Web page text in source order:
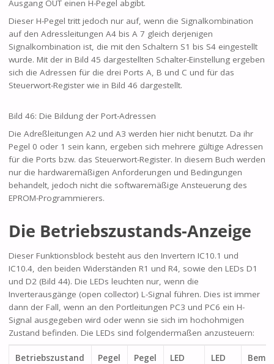
Ausgang OUT einen H-Pegel abgibt.
Dieser H-Pegel tritt jedoch nur auf, wenn die Signalkombination
auf den Adressleitungen A4 bis A 7 gleich derjenigen
Signalkombination ist, die mit den Schaltern S1 bis S4 eingestellt
wurde. Mit der in Bild 45 dargestellten Schalter-Einstellung ergeben
sich die Adressen für die drei Ports A, B und C und für das
Steuerwort-Register wie in Bild 46 dargestellt.
Bild 46: Die Bildung der Port-Adressen
Die Adreßleitungen A2 und A3 werden hier nicht benutzt. Da ihr
Pegel 0 oder 1 sein kann, ergeben sich mehrere gültige Adressen
für die Ports bzw. das Steuerwort-Register. In diesem Buch werden
nur die hardwaremäßigen Anforderungen und Bedingungen
behandelt, jedoch nicht die softwaremäßige Ansteuerung des
EPROM-Programmierers.
Die Betriebszustands-Anzeige
Dieser Funktionsblock besteht aus den Invertern IC10.1 und
IC10.4, den beiden Widerständen R1 und R4, sowie den LEDs D1
und D2 (Bild 44). Die LEDs leuchten nur, wenn die
Inverterausgänge (open collector) L-Signal führen. Dies ist immer
dann der Fall, wenn an den Portleitungen PC3 und PC6 ein H-
Signal ausgegeben wird oder wenn sie sich im hochohmigen
Zustand befinden. Die LEDs sind folgendermaßen anzusteuern:
Betriebszustand
Pegel
Pegel
LED
LED